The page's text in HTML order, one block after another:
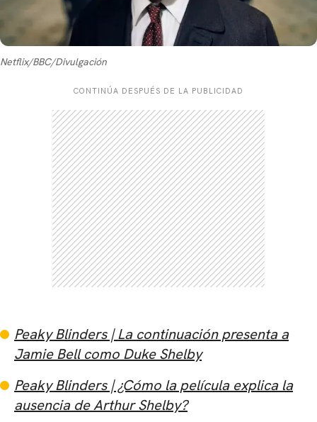
Netflix/BBC/Divulgación
CONTINÚA DESPUÉS DE LA PUBLICIDAD
Peaky Blinders | La continuación presenta a
Jamie Bell como Duke Shelby
Peaky Blinders | ¿Cómo la película explica la
ausencia de Arthur Shelby?